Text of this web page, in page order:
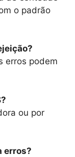
o padrão
erros podem
ou por
erros?